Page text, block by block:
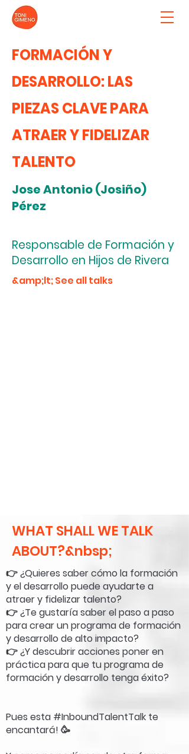
FORMACIÓN Y
DESARROLLO: LAS
PIEZAS CLAVE PARA
ATRAER Y FIDELIZAR
TALENTO
Jose Antonio (Josiño)
Pérez
Responsable de Formación y
Desarrollo en Hijos de Rivera
&amp;lt; See all talks
WHAT SHALL WE TALK
ABOUT?&nbsp;
👉 ¿Quieres saber cómo la formación
y el desarrollo puede ayudarte a
atraer y fidelizar talento?
👉 ¿Te gustaría saber el paso a paso
para crear un programa de formación
y desarrollo de alto impacto?
👉 ¿Y descubrir acciones poner en
práctica para que tu programa de
formación y desarrollo tenga éxito?
Pues esta #InboundTalentTalk te
encantará! 🥳